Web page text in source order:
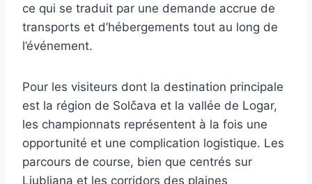
ce qui se traduit par une demande accrue de
transports et d’hébergements tout au long de
l’événement.
Pour les visiteurs dont la destination principale
est la région de Solčava et la vallée de Logar,
les championnats représentent à la fois une
opportunité et une complication logistique. Les
parcours de course, bien que centrés sur
Ljubljana et les corridors des plaines